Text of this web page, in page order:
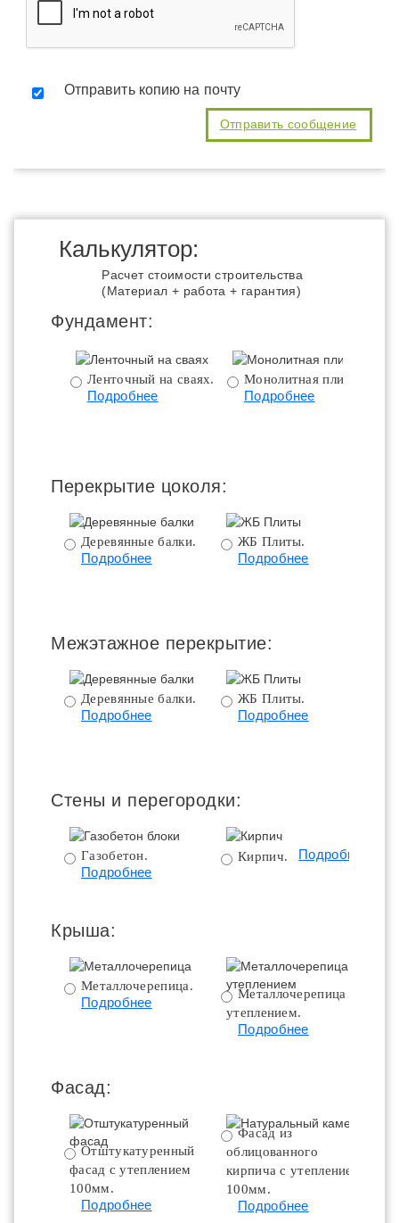
Отправить копию на почту
Калькулятор:
Расчет стоимости строительства
(Материал + работа + гарантия)
Фундамент:
Ленточный на сваях.
Подробнее
Монолитная плита.
Подробнее
Перекрытие цоколя:
Деревянные балки.
Подробнее
ЖБ Плиты.
Подробнее
Межэтажное перекрытие:
Деревянные балки.
Подробнее
ЖБ Плиты.
Подробнее
Стены и перегородки:
Газобетон.
Подробнее
Кирпич. Подробнее
Крыша:
Металлочерепица.
Подробнее
Металлочерепица с
утеплением.
Подробнее
Фасад:
Отштукатуренный
фасад с утеплением
100мм.
Подробнее
Фасад из
облицованного
кирпича с утеплением
100мм.
Подробнее